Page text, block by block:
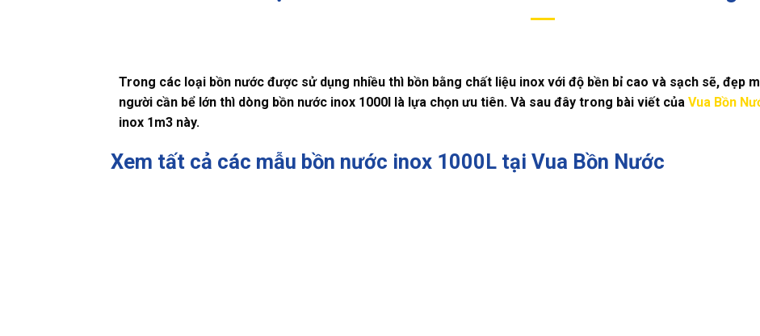
Trong các loại bồn nước được sử dụng nhiều thì bồn bằng chất liệu inox với độ bền bỉ cao và sạch sẽ, đẹp
người cần bể lớn thì dòng bồn nước inox 1000l là lựa chọn ưu tiên. Và sau đây trong bài viết của Vua Bồn
inox 1m3 này.
Xem tất cả các mẫu bồn nước inox 1000L tại Vua Bồn Nước